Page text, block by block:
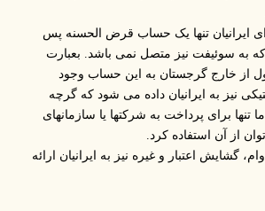
ایرانیان تنها یک حساب قرض الحسنه پس
که به سوئیفت نیز متصل نمی باشد. بعبارت
از خارج گرجستان به این حساب وجود
نیز به ایرانیان داده می شود که گرچه
تنها برای پرداخت به شرکتها یا سازمانهای
از آن استفاده کرد.
گشایش اعتبار و غیره نیز به ایرانیان ارائه